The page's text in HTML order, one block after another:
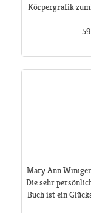
Körpergrafik
Mary Ann
Die sehr
Buch ist ein